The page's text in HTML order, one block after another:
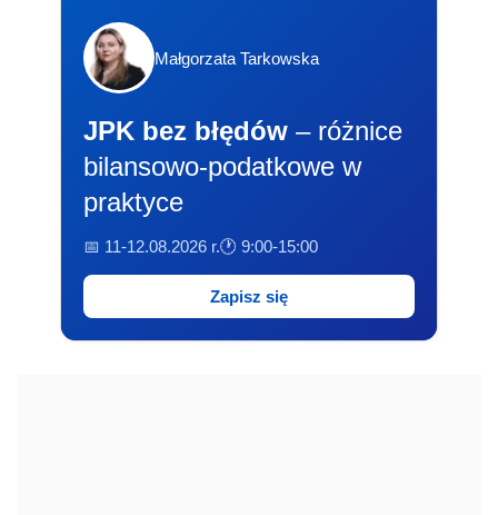
Małgorzata Tarkowska
JPK bez błędów – różnice
bilansowo-podatkowe w
praktyce
📅 11-12.08.2026 r.🕐 9:00-15:00
Zapisz się